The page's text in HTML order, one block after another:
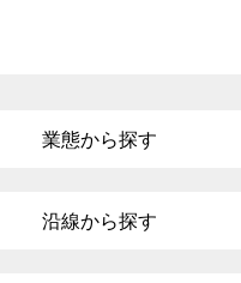
業態から探す
沿線から探す